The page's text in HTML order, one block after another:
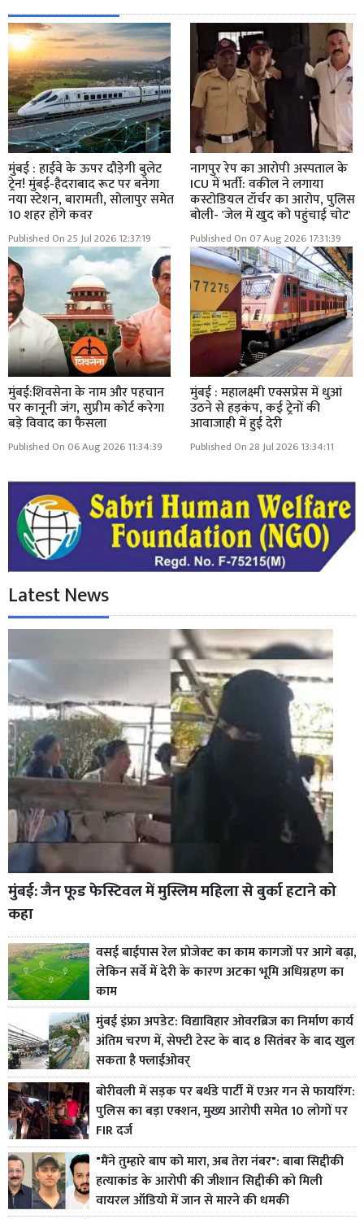
मुंबई : हाईवे के ऊपर दौड़ेगी बुलेट
ट्रेन! मुंबई-हैदराबाद रूट पर बनेगा
नया स्टेशन, बारामती, सोलापुर समेत
10 शहर होंगे कवर
Published On 25 Jul 2026 12:37:19
नागपुर रेप का आरोपी अस्पताल के
ICU में भर्ती: वकील ने लगाया
कस्टोडियल टॉर्चर का आरोप, पुलिस
बोली- 'जेल में खुद को पहुंचाई चोट'
Published On 07 Aug 2026 17:31:39
मुंबई:शिवसेना के नाम और पहचान
पर कानूनी जंग, सुप्रीम कोर्ट करेगा
बड़े विवाद का फैसला
Published On 06 Aug 2026 11:34:39
मुंबई : महालक्ष्मी एक्सप्रेस में धुआं
उठने से हड़कंप, कई ट्रेनों की
आवाजाही में हुई देरी
Published On 28 Jul 2026 13:34:11
Latest News
मुंबई: जैन फूड फेस्टिवल में मुस्लिम महिला से बुर्का हटाने को
कहा
वसई बाईपास रेल प्रोजेक्ट का काम कागजों पर आगे बढ़ा,
लेकिन सर्वे में देरी के कारण अटका भूमि अधिग्रहण का
काम
मुंबई इंफ्रा अपडेट: विद्याविहार ओवरब्रिज का निर्माण कार्य
अंतिम चरण में, सेफ्टी टेस्ट के बाद 8 सितंबर के बाद खुल
सकता है फ्लाईओवर्
बोरीवली में सड़क पर बर्थडे पार्टी में एअर गन से फायरिंग:
पुलिस का बड़ा एक्शन, मुख्य आरोपी समेत 10 लोगों पर
FIR दर्ज
"मैंने तुम्हारे बाप को मारा, अब तेरा नंबर": बाबा सिद्दीकी
हत्याकांड के आरोपी की जीशान सिद्दीकी को मिली
वायरल ऑडियो में जान से मारने की धमकी